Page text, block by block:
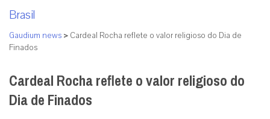
Brasil
Gaudium news > Cardeal Rocha reflete o valor religioso do Dia de
Finados
Cardeal Rocha reflete o valor religioso do
Dia de Finados